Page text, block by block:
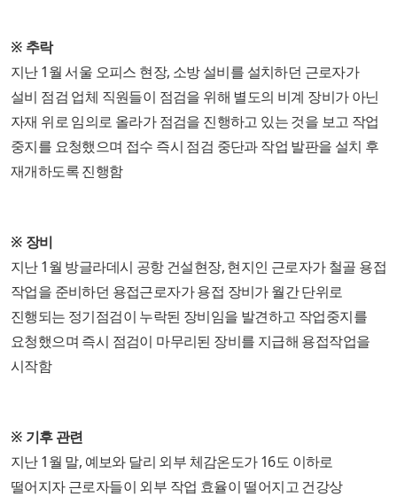
※ 추락
지난 1월 서울 오피스 현장, 소방 설비를 설치하던 근로자가
설비 점검 업체 직원들이 점검을 위해 별도의 비계 장비가 아닌
자재 위로 임의로 올라가 점검을 진행하고 있는 것을 보고 작업
중지를 요청했으며 접수 즉시 점검 중단과 작업 발판을 설치 후
재개하도록 진행함
※ 장비
지난 1월 방글라데시 공항 건설현장, 현지인 근로자가 철골 용접
작업을 준비하던 용접근로자가 용접 장비가 월간 단위로
진행되는 정기점검이 누락된 장비임을 발견하고 작업중지를
요청했으며 즉시 점검이 마무리된 장비를 지급해 용접작업을
시작함
※ 기후 관련
지난 1월 말, 예보와 달리 외부 체감온도가 16도 이하로
떨어지자 근로자들이 외부 작업 효율이 떨어지고 건강상